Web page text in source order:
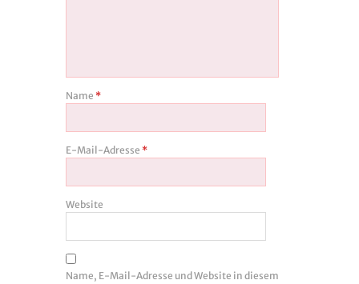
Name *
E-Mail-Adresse *
Website
Name, E-Mail-Adresse und Website in diesem